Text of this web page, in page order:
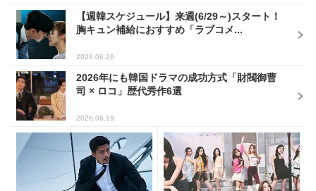
【週韓スケジュール】来週(6/29～)スタート！
胸キュン補給におすすめ「ラブコメ...
2026.06.26
2026年にも韓国ドラマの成功方式「財閥御曹
司 × ロコ」歴代秀作6選
2026.06.19